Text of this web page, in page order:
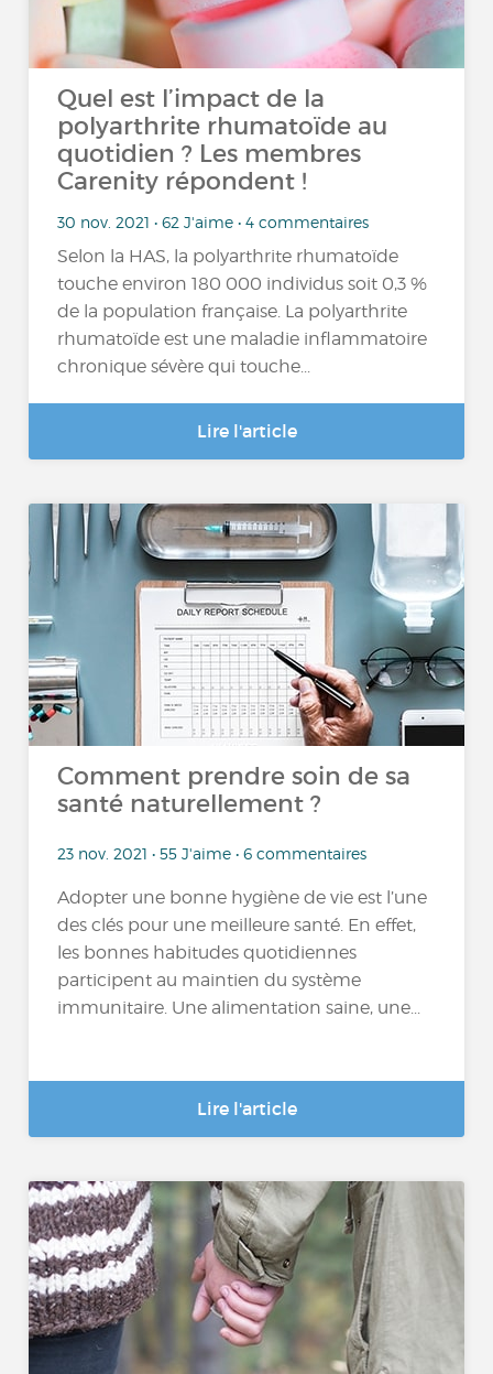
Quel est l’impact de la
polyarthrite rhumatoïde au
quotidien ? Les membres
Carenity répondent !
30 nov. 2021 • 62 J'aime • 4 commentaires
Selon la HAS, la polyarthrite rhumatoïde
touche environ 180 000 individus soit 0,3 %
de la population française. La polyarthrite
rhumatoïde est une maladie inflammatoire
chronique sévère qui touche...
Lire l'article
Comment prendre soin de sa
santé naturellement ?
23 nov. 2021 • 55 J'aime • 6 commentaires
Adopter une bonne hygiène de vie est l’une
des clés pour une meilleure santé. En effet,
les bonnes habitudes quotidiennes
participent au maintien du système
immunitaire. Une alimentation saine, une...
Lire l'article